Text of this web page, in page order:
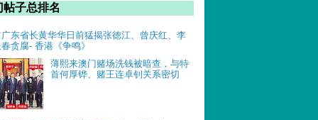
帖子总排名
东省长黄华华日前猛揭张德江、曾庆红、李
贪腐- 香港《争鸣》
薄熙来澳门赌场洗钱被暗查，与特
首何厚铧、赌王连卓钊关系密切